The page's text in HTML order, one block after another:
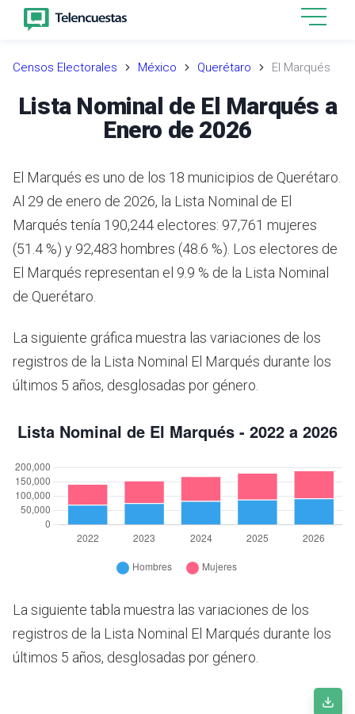
Censos Electorales México Querétaro El Marqués
Lista Nominal de El Marqués a
Enero de 2026
El Marqués es uno de los 18 municipios de Querétaro.
Al 29 de enero de 2026, la Lista Nominal de El
Marqués tenía 190,244 electores: 97,761 mujeres
(51.4 %) y 92,483 hombres (48.6 %). Los electores de
El Marqués representan el 9.9 % de la Lista Nominal
de Querétaro.
La siguiente gráfica muestra las variaciones de los
registros de la Lista Nominal El Marqués durante los
últimos 5 años, desglosadas por género.
La siguiente tabla muestra las variaciones de los
registros de la Lista Nominal El Marqués durante los
últimos 5 años, desglosadas por género.